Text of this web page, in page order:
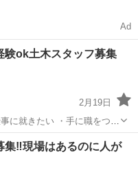
Ad
験ok土木スタッフ募集
2月19日
に就きたい ・手に職をつけ
問。 やる気重視で採用し
動かして稼ぎたい」 そん
未経験
集‼️現場はあるのに人が